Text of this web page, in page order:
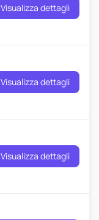
Visualizza dettagli
Visualizza dettagli
Visualizza dettagli